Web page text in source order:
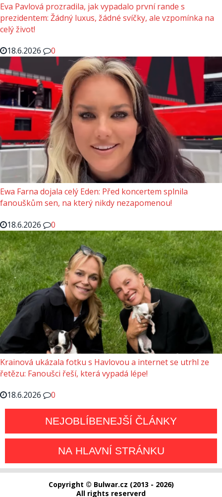
Eva Pavlová prozradila, jak vypadalo první rande s
prezidentem: Žádný luxus, žádné svíčky, ale vzpomínka na
celý život!
18.6.2026
0
Ewa Farna dojala celý Eden: Před koncertem splnila
fanouškům sen, na který nikdy nezapomenou!
18.6.2026
0
Krainová ukázala fotku s Havlovou a internet se utrhl ze
řetězu: Fanoušci řeší, která vypadá lépe!
18.6.2026
0
NEJOBLÍBENEJŠÍ ČLÁNKY
NA HLAVNÍ STRÁNKU
Copyright © Bulwar.cz (2013 - 2026)
All rights reserverd